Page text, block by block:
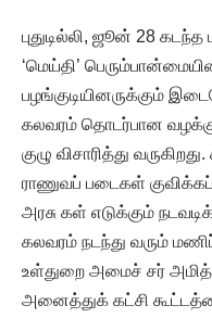
புதுடில்லி, ஜூன் 28
‘மெய்தி’
பழங்குடியினருக்கும்
கலவரம் தொடர்பான
குழு விசாரித்து
ராணுவப் படைகள்
அரசு கள் எடுக்கும்
கலவரம் நடந்து வரும்
உள்துறை அமைச் சர்
அனைத்துக் கட்சி